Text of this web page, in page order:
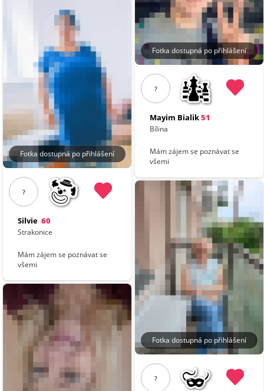
Fotka dostupná po přihlášení
?
Silvie 60
Strakonice
Mám zájem se poznávat se
všemi
Fotka dostupná po přihlášení
?
Mayim Bialik51
Bílina
Mám zájem se poznávat se
všemi
Fotka dostupná po přihlášení
?